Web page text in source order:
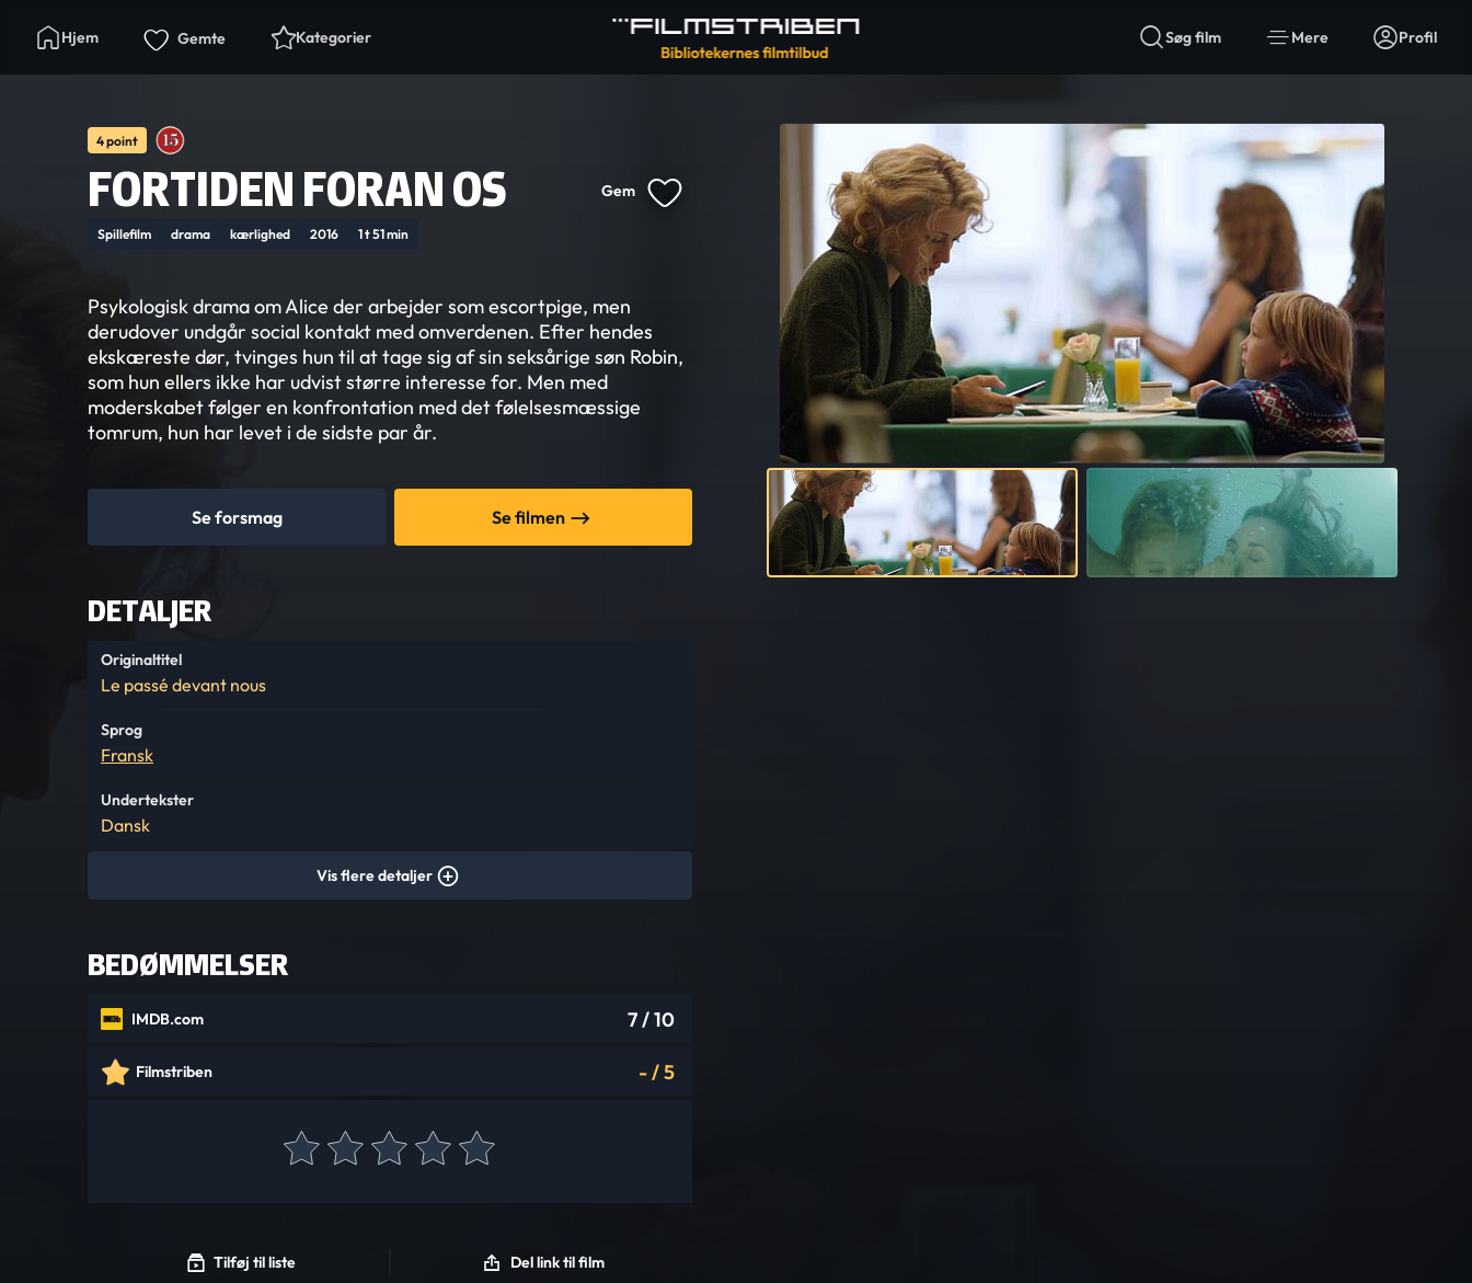
Hjem Gemte Kategorier Søg film Mere Profil
4 point
FORTIDEN FORAN OS Gem
Spillefilm drama kærlighed 2016 1 t 51 min
Psykologisk drama om Alice der arbejder som escortpige, men
derudover undgår social kontakt med omverdenen. Efter hendes
ekskæreste dør, tvinges hun til at tage sig af sin seksårige søn Robin,
som hun ellers ikke har udvist større interesse for. Men med
moderskabet følger en konfrontation med det følelsesmæssige
tomrum, hun har levet i de sidste par år.
Se forsmag Se filmen
DETALJER
Originaltitel
Le passé devant nous
Sprog
Fransk
Undertekster
Dansk
Vis flere detaljer
BEDØMMELSER
IMDB.com 7/ 10
Filmstriben -/5
Tilføj til liste Del link til film